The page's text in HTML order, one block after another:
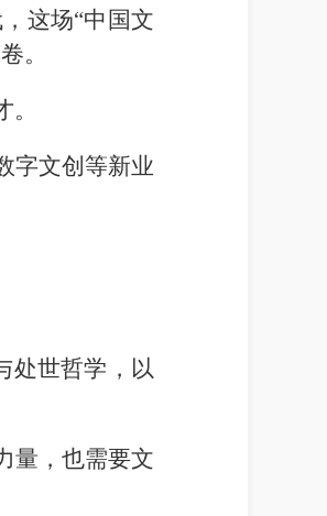
这场“中国文
。
字文创等新业
处世哲学，以
量，也需要文